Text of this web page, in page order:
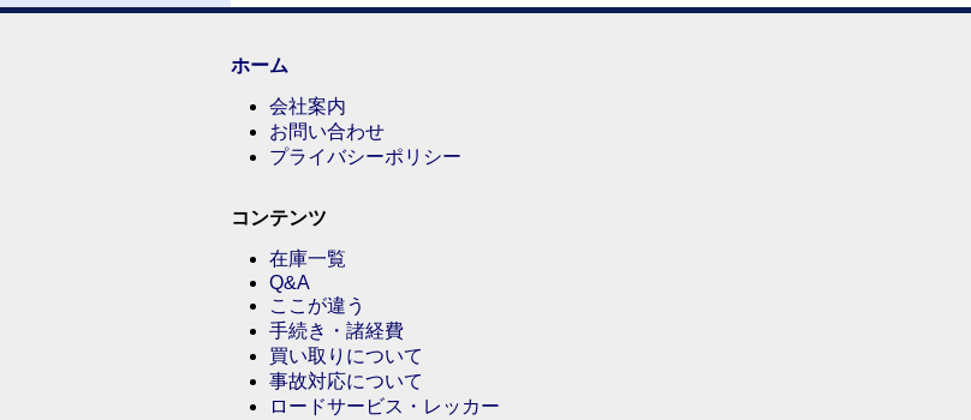
ホーム
会社案内
お問い合わせ
プライバシーポリシー
コンテンツ
在庫一覧
Q&A
ここが違う
手続き・諸経費
買い取りについて
事故対応について
ロードサービス・レッカー